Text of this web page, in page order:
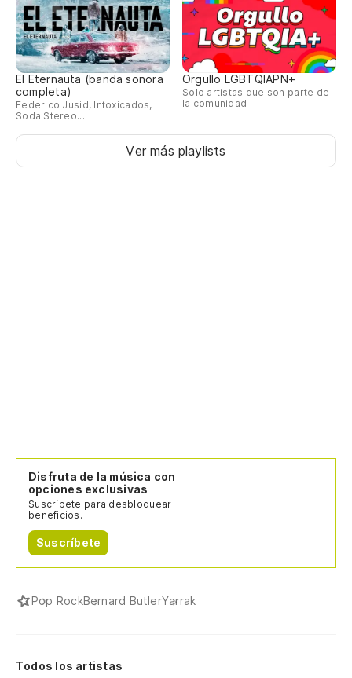
El Eternauta (banda sonora
completa)
Federico Jusid, Intoxicados,
Soda Stereo...
Orgullo LGBTQIAPN+
Solo artistas que son parte de
la comunidad
Ver más playlists
Disfruta de la música con
opciones exclusivas
Suscríbete para desbloquear
beneficios.
Suscríbete
Pop RockBernard ButlerYarrak
Todos los artistas